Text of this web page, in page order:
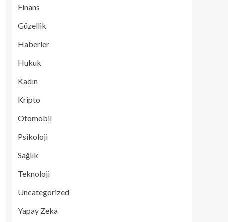
Finans
Güzellik
Haberler
Hukuk
Kadın
Kripto
Otomobil
Psikoloji
Sağlık
Teknoloji
Uncategorized
Yapay Zeka